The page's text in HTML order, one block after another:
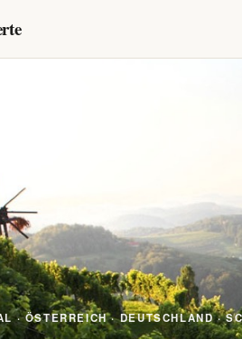
· ÖSTERREICH · DEUTSCHLAND ·